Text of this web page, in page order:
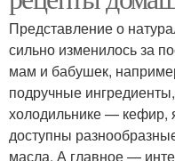
Представление о
сильно изменилось за
мам и бабушек,
подручные
холодильнике — кефир,
доступны
масла. А главное —